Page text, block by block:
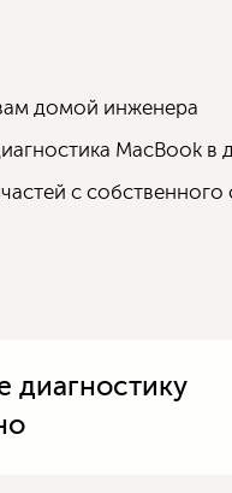
домой инженера
MacBook в
с собственного
диагностику